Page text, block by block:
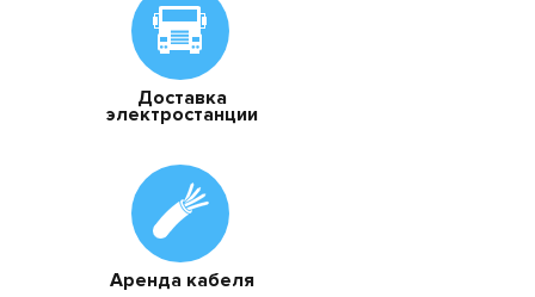
Доставка
электростанции
Аренда кабеля